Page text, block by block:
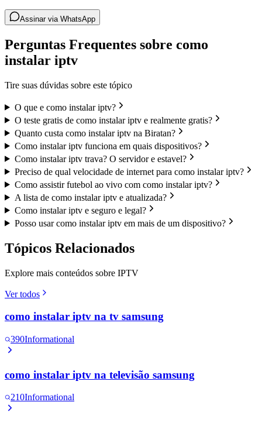
Assinar via WhatsApp
Perguntas Frequentes sobre como
instalar iptv
Tire suas dúvidas sobre este tópico
O que e como instalar iptv?
O teste gratis de como instalar iptv e realmente gratis?
Quanto custa como instalar iptv na Biratan?
Como instalar iptv funciona em quais dispositivos?
Como instalar iptv trava? O servidor e estavel?
Preciso de qual velocidade de internet para como instalar iptv?
Como assistir futebol ao vivo com como instalar iptv?
A lista de como instalar iptv e atualizada?
Como instalar iptv e seguro e legal?
Posso usar como instalar iptv em mais de um dispositivo?
Tópicos Relacionados
Explore mais conteúdos sobre IPTV
Ver todos
como instalar iptv na tv samsung
390Informational
como instalar iptv na televisão samsung
210Informational